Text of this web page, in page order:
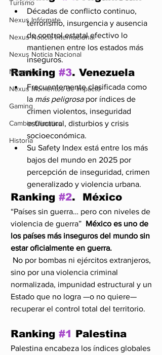
Turismo
Nexus Infórmate
Nexus Noticia Internacional
Nexus Noticia Nacional
Negocios
Nexus Momentos de Impacto
Gaming
Cambio Climatico
Historia
Décadas de conflicto continuo,
terrorismo, insurgencia y ausencia
de control estatal efectivo lo
mantienen entre los estados más
inseguros.
Ranking #3. Venezuela
Frecuentemente clasificada como
la más peligrosa por índices de
crimen violentos, inseguridad
estructural, disturbios y crisis
socioeconómica.
Su Safety Index está entre los más
bajos del mundo en 2025 por
percepción de inseguridad, crimen
generalizado y violencia urbana.
Ranking #2. México
“Países sin guerra… pero con niveles de
violencia de guerra” México es uno de
los países más inseguros del mundo sin
estar oficialmente en guerra.
sino por una violencia criminal
normalizada, impunidad estructural y un
Estado que no logra —o no quiere—
recuperar el control total del territorio.
Ranking #1 Palestina
Palestina encabeza los índices globales